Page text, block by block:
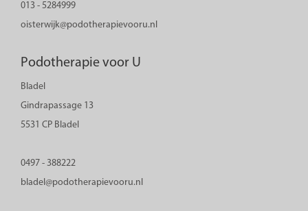
013 - 5284999
oisterwijk@podotherapievooru.nl
Podotherapie voor U
Bladel
Gindrapassage 13
5531 CP Bladel
0497 - 388222
bladel@podotherapievooru.nl